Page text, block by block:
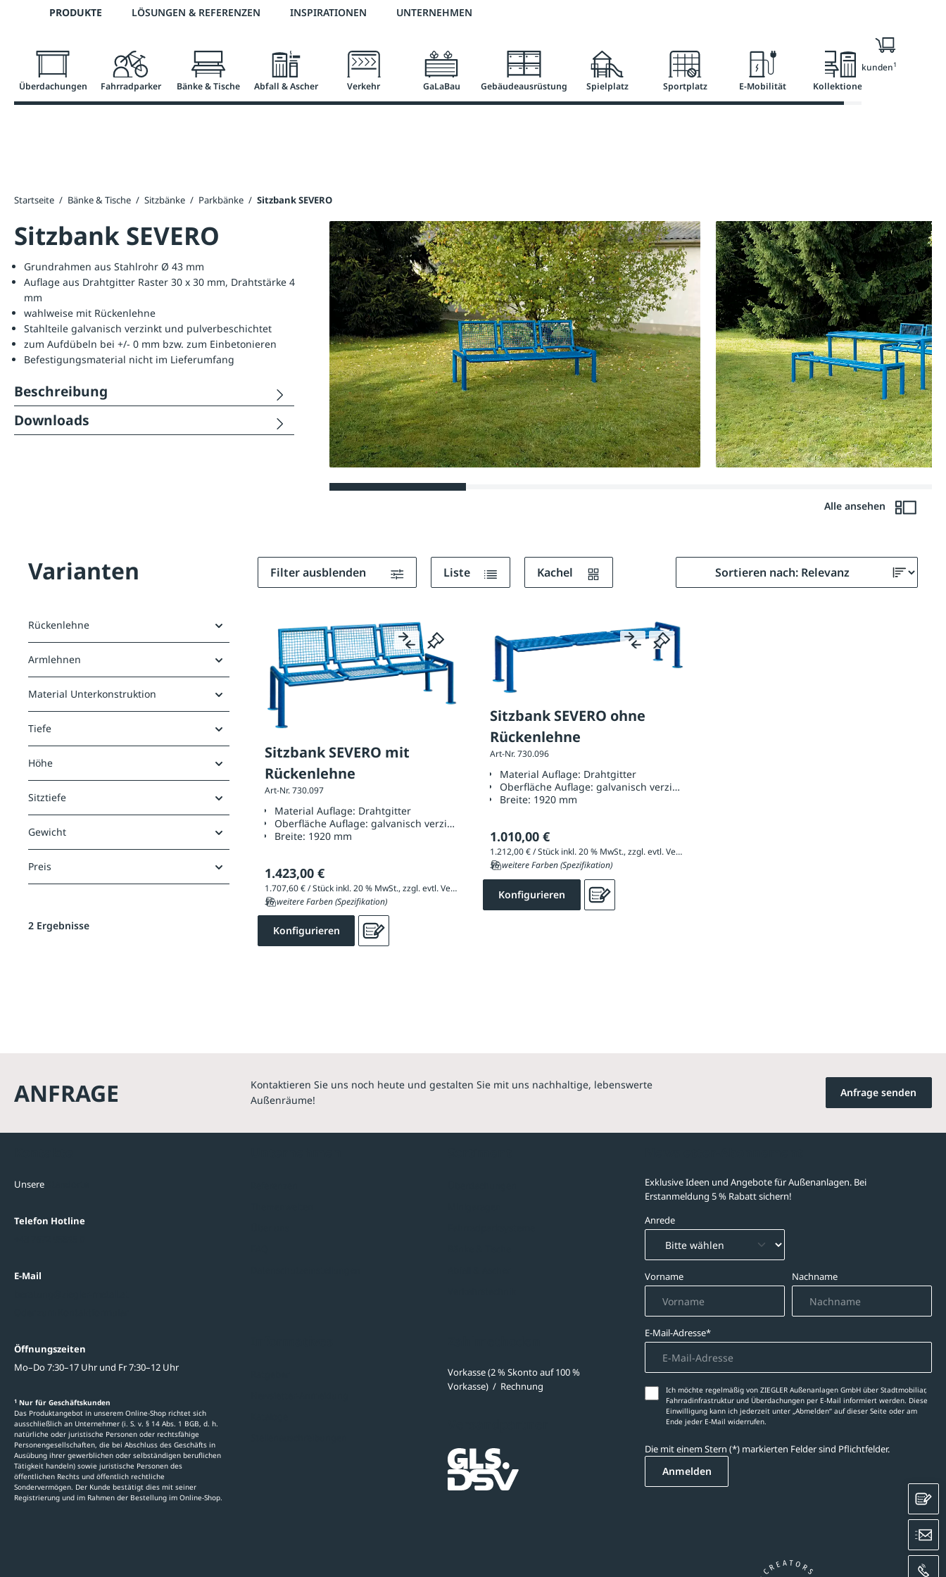
Zur Hauptnavigation springen
Telefon: +43 7672 95895 0 3 % Online-Rabatt versandkostenfrei ab 50 €
PRODUKTE LÖSUNGEN & REFERENZEN INSPIRATIONEN UNTERNEHMEN
Überdachungen Fahrradparker Bänke & Tische Abfall & Ascher Verkehr GaLaBau Gebäudeausrüstung Spielplatz Sportplatz E-Mobilität Kollektionen
Nur für Geschäftskunden1
Startseite / Bänke & Tische / Sitzbänke / Parkbänke / Sitzbank SEVERO
Sitzbank SEVERO
Alle ansehen
Grundrahmen aus Stahlrohr Ø 43 mm
Auflage aus Drahtgitter Raster 30 x 30 mm, Drahtstärke 4
mm
wahlweise mit Rückenlehne
Stahlteile galvanisch verzinkt und pulverbeschichtet
zum Aufdübeln bei +/- 0 mm bzw. zum Einbetonieren
Befestigungsmaterial nicht im Lieferumfang
Beschreibung
Downloads
Varianten
Rückenlehne
Armlehnen
Material Unterkonstruktion
Tiefe
Höhe
Sitztiefe
Gewicht
Preis
2 Ergebnisse
Filter ausblenden Liste Kachel
Sitzbank SEVERO mit
Rückenlehne
Art-Nr. 730.097
Material Auflage: Drahtgitter
Oberfläche Auflage: galvanisch verzinkt und pulverbeschichtet
Breite: 1920 mm
1.423,00 €
1.707,60 € / Stück inkl. 20 % MwSt., zzgl. evtl. Versandkosten
56 weitere Farben (Spezifikation)
Konfigurieren
Sitzbank SEVERO ohne
Rückenlehne
Art-Nr. 730.096
Material Auflage: Drahtgitter
Oberfläche Auflage:galvanisch verzinkt und pulverbeschichtet
Breite: 1920 mm
1.010,00 €
1.212,00 € / Stück inkl. 20 % MwSt., zzgl. evtl. Versandkosten
56 weitere Farben (Spezifikation)
Konfigurieren
ANFRAGE
Kontaktieren Sie uns noch heute und gestalten Sie mit uns nachhaltige, lebenswerte
Außenräume!
Anfrage senden
Unsere
Telefon Hotline
E-Mail
Öffnungszeiten
Mo–Do 7:30–17 Uhr und Fr 7:30–12 Uhr
1 Nur für Geschäftskunden
Das Produktangebot in unserem Online-Shop richtet sich
ausschließlich an Unternehmer (i. S. v. § 14 Abs. 1 BGB, d. h.
natürliche oder juristische Personen oder rechtsfähige
Personengesellschaften, die bei Abschluss des Geschäfts in
Ausübung ihrer gewerblichen oder selbständigen beruflichen
Tätigkeit handeln) sowie juristische Personen des
öffentlichen Rechts und öffentlich rechtliche
Sondervermögen. Der Kunde bestätigt dies mit seiner
Registrierung und im Rahmen der Bestellung im Online-Shop.
Vorkasse (2 % Skonto auf 100 %
Vorkasse) / Rechnung
Exklusive Ideen und Angebote für Außenanlagen. Bei
Erstanmeldung 5 % Rabatt sichern!
Anrede
Vorname Nachname
E-Mail-Adresse*
Ich möchte regelmäßig von ZIEGLER Außenanlagen GmbH über Stadtmobiliar,
Fahrradinfrastruktur und Überdachungen per E-Mail informiert werden. Diese
Einwilligung kann ich jederzeit unter „Abmelden‘‘ auf dieser Seite oder am
Ende jeder E-Mail widerrufen.
Die mit einem Stern (*) markierten Felder sind Pflichtfelder.
Anmelden